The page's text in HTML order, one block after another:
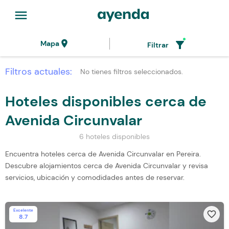
menu
Mapalocation_on Filtrar filter_alt
Filtros actuales: No tienes filtros seleccionados.
Hoteles disponibles cerca de
Avenida Circunvalar
6 hoteles disponibles
Encuentra hoteles cerca de Avenida Circunvalar en Pereira.
Descubre alojamientos cerca de Avenida Circunvalar y revisa
servicios, ubicación y comodidades antes de reservar.
Excelente
8.7 favorite_border